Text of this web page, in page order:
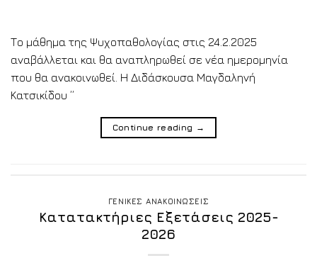
Το μάθημα της Ψυχοπαθολογίας στις 24.2.2025
αναβάλλεται και θα αναπληρωθεί σε νέα ημερομηνία
που θα ανακοινωθεί. Η Διδάσκουσα Μαγδαληνή
Κατσικίδου ”
Continue reading →
ΓΕΝΙΚΕΣ ΑΝΑΚΟΙΝΩΣΕΙΣ
Κατατακτήριες Εξετάσεις 2025-
2026